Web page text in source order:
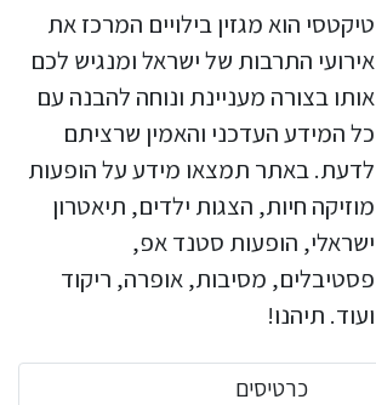
טיקטסי הוא מגזין בילויים המרכז את
אירועי התרבות של ישראל ומנגיש לכם
אותו בצורה מעניינת ונוחה להבנה עם
כל המידע העדכני והאמין שרציתם
לדעת. באתר תמצאו מידע על הופעות
מוזיקה חיות, הצגות ילדים, תיאטרון
ישראלי, הופעות סטנד אפ,
פסטיבלים, מסיבות, אופרה, ריקוד
ועוד. תיהנו!
כרטיסים